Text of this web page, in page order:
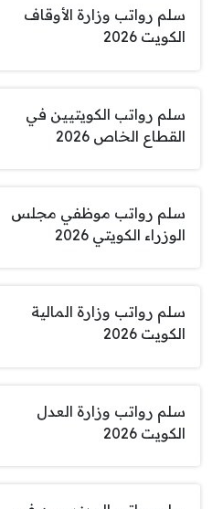
سلم رواتب وزارة الأوقاف
الكويت 2026
سلم رواتب الكويتيين في
القطاع الخاص 2026
سلم رواتب موظفي مجلس
الوزراء الكويتي 2026
سلم رواتب وزارة المالية
الكويت 2026
سلم رواتب وزارة العدل
الكويت 2026